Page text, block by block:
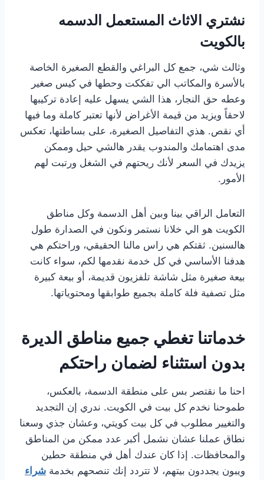
نشتري الاثاث المستعمل الدسمه
بالكويت
وثالث شي، جمع كل البراغي والقطع الصغيرة الخاصة
بالأسرة والمكاتب الي تفككت وحطها في كيس صغير
وعطه حق النجار، هذا الشي يسهل عليه إعادة تركيبها
لاحقاً ويزيد من قيمة الأغراض لأنها تعتبر كاملة وما فيها
أي نقص. هذي التفاصيل الصغيرة، على بساطتها، تعكس
مدى اهتمامك والمندوب يقدر هالشي حيل وممكن
يزيدك في السعر لأنك ريحتهم في الشغل ورتبت لهم
الأمور.
التعامل الراقي بينا وبين أهل الدسمة وكل مناطق
الكويت هو الي خلانا نستمر ونكون في الصدارة طول
هالسنين. ثقتكم هي راس مالنا الحقيقي، وراحتكم هي
هدفنا الأساسي في كل خدمة نقدمها لكم، سواء كانت
بيعة صغيرة مثل شاشة تلفزيون قديمة، أو بيعة كبيرة
مثل تصفية فلة كاملة بجميع طوابقها ومحتوياتها.
خدماتنا تغطي جميع مناطق الديرة
بدون استثناء لضمان راحتكم
احنا ما نقتصر بس على منطقة الدسمة، بالعكس،
طموحنا نخدم كل بيت في الكويت. ندري إن التجديد
والتغيير مطلوب في كل بيت كويتي، وعشان جذي وسعنا
نطاق عملنا عشان نشمل أكبر عدد ممكن من المناطق
والمحافظات. إذا كان عندك أهل في منطقة حطين
ويبون يجددون بيتهم، لا تتردد إنك تنصحهم بخدمة شراء